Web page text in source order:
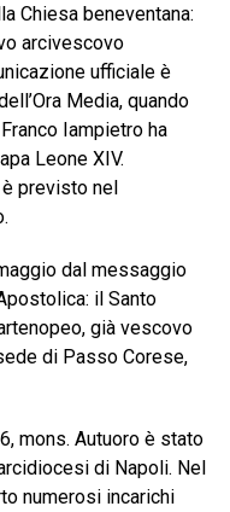
Chiesa beneventana:
arcivescovo
ufficiale è
Media, quando
Iampietro ha
Leone XIV.
previsto nel
dal messaggio
il Santo
già vescovo
di Passo Corese,
mons. Autuoro è stato
di Napoli. Nel
numerosi incarichi